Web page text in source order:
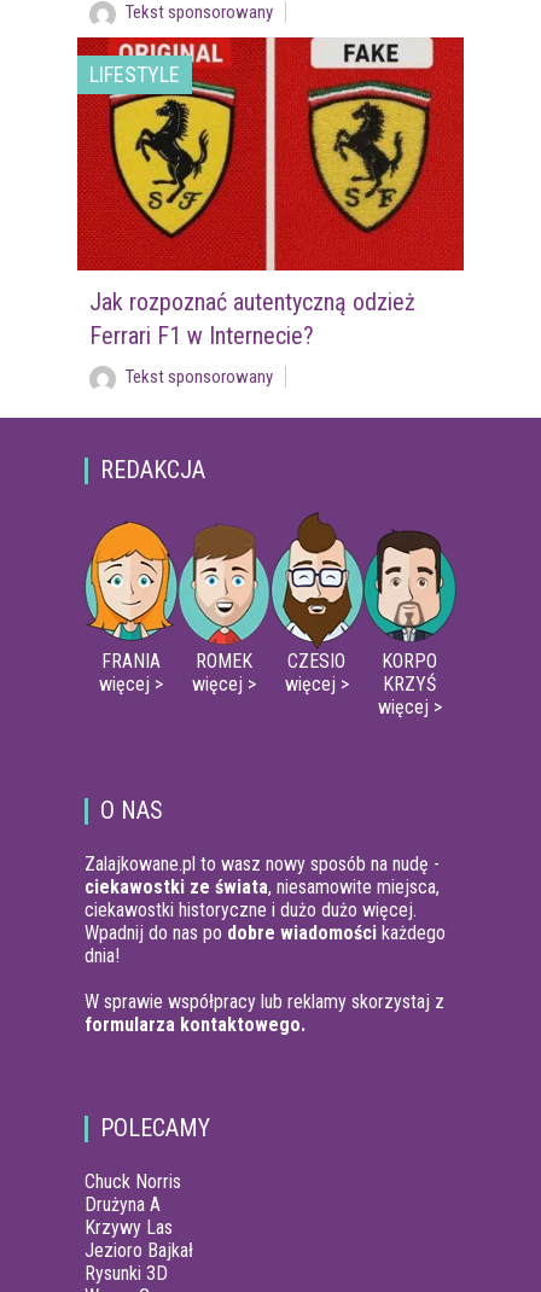
Tekst sponsorowany
LIFESTYLE
Jak rozpoznać autentyczną odzież
Ferrari F1 w Internecie?
Tekst sponsorowany
REDAKCJA
FRANIA
więcej >
ROMEK
więcej >
CZESIO
więcej >
KORPO
KRZYŚ
więcej >
O NAS
Zalajkowane.pl to wasz nowy sposób na nudę -
ciekawostki ze świata, niesamowite miejsca,
ciekawostki historyczne i dużo dużo więcej.
Wpadnij do nas po dobre wiadomości każdego
dnia!
W sprawie współpracy lub reklamy skorzystaj z
formularza kontaktowego.
POLECAMY
Chuck Norris
Drużyna A
Krzywy Las
Jezioro Bajkał
Rysunki 3D